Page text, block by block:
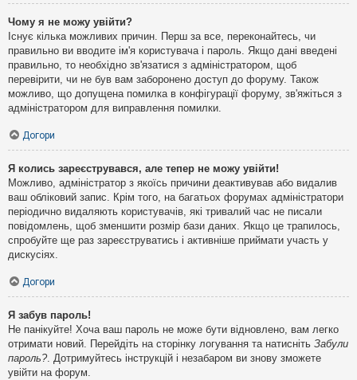
Чому я не можу увійти?
Існує кілька можливих причин. Перш за все, переконайтесь, чи
правильно ви вводите ім'я користувача і пароль. Якщо дані введені
правильно, то необхідно зв'язатися з адміністратором, щоб
перевірити, чи не був вам заборонено доступ до форуму. Також
можливо, що допущена помилка в конфігурації форуму, зв'яжіться з
адміністратором для виправлення помилки.
Догори
Я колись зареєструвався, але тепер не можу увійти!
Можливо, адміністратор з якоїсь причини деактивував або видалив
ваш обліковий запис. Крім того, на багатьох форумах адміністратори
періодично видаляють користувачів, які тривалий час не писали
повідомлень, щоб зменшити розмір бази даних. Якщо це трапилось,
спробуйте ще раз зареєструватись і активніше приймати участь у
дискусіях.
Догори
Я забув пароль!
Не панікуйте! Хоча ваш пароль не може бути відновлено, вам легко
отримати новий. Перейдіть на сторінку логування та натисніть Забули
пароль?. Дотримуйтесь інструкцій і незабаром ви знову зможете
увійти на форум.